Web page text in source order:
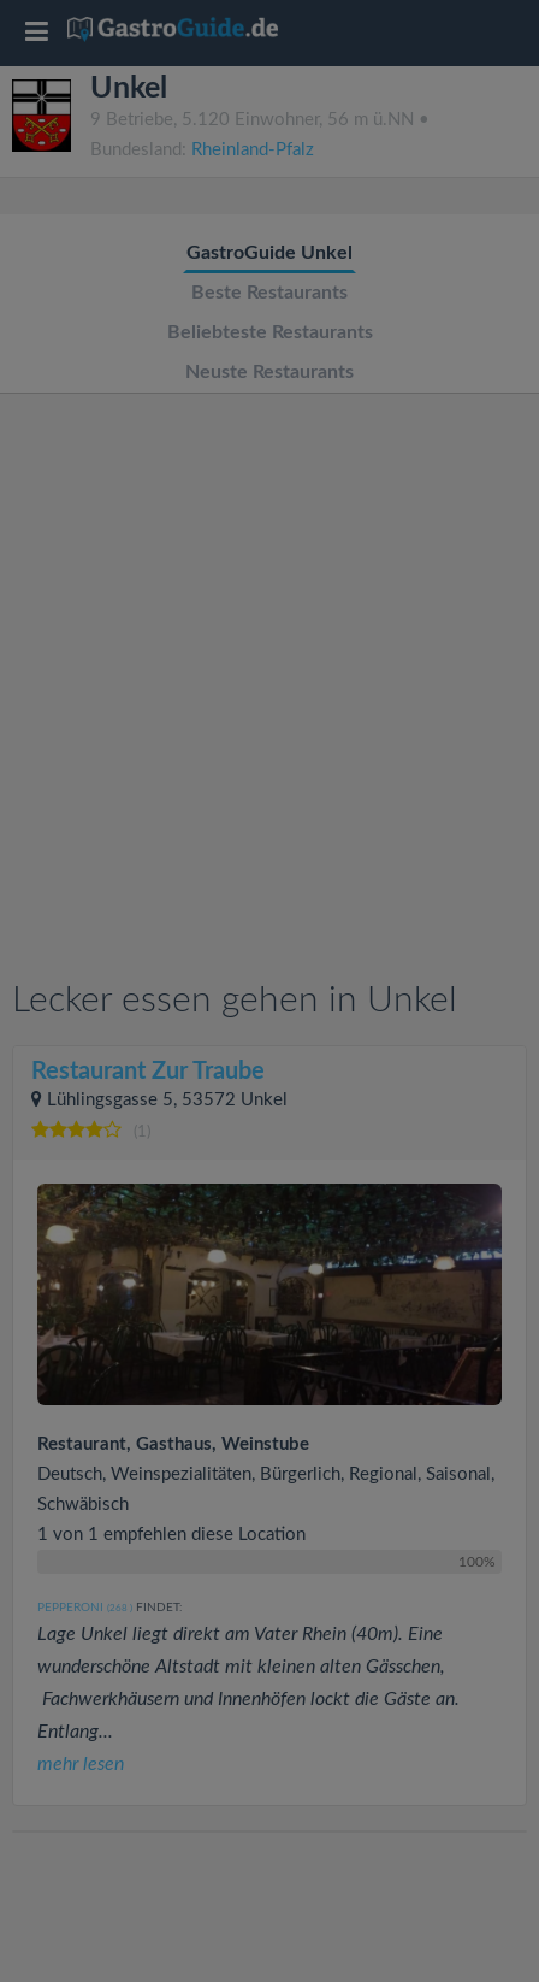
Unkel
9 Betriebe, 5.120 Einwohner, 56 m ü.NN •
Bundesland: Rheinland-Pfalz
GastroGuide Unkel
Beste Restaurants
Beliebteste Restaurants
Neuste Restaurants
Lecker essen gehen in Unkel
Restaurant Zur Traube
Lühlingsgasse 5, 53572 Unkel
(1)
Restaurant, Gasthaus, Weinstube
Deutsch, Weinspezialitäten, Bürgerlich, Regional, Saisonal,
Schwäbisch
1 von 1 empfehlen diese Location
100%
PEPPERONI (268 ) FINDET:
Lage Unkel liegt direkt am Vater Rhein (40m). Eine
wunderschöne Altstadt mit kleinen alten Gässchen,
Fachwerkhäusern und Innenhöfen lockt die Gäste an.
Entlang...
mehr lesen
T
o
g